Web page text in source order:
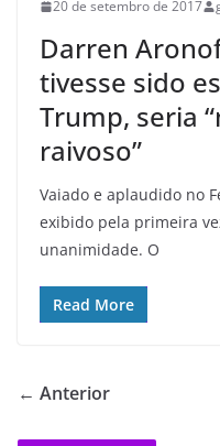
20 de setembro de 2017
Darren
tivesse sido
Trump, seria
raivoso”
Vaiado e aplaudido no
exibido pela primeira
unanimidade. O
Read More
← Anterior